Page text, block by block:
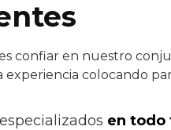
confiar en nuestro
experiencia colocando
en todo